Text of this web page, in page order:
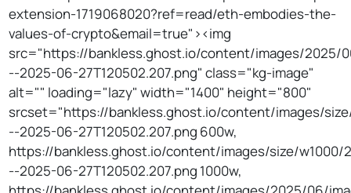
extension-1719068020?ref=read/eth-embodies-the-
values-of-crypto&email=true"><img
src="https://bankless.ghost.io/content/images/2025/
--2025-06-27T120502.207.png" class="kg-image"
alt="" loading="lazy" width="1400" height="800"
srcset="https://bankless.ghost.io/content/images/
--2025-06-27T120502.207.png 600w,
https://bankless.ghost.io/content/images/size/w1000/
--2025-06-27T120502.207.png 1000w,